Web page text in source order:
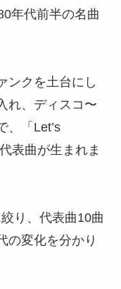
年代前半の名曲
ンクを土台にし
れ、ディスコ〜
、「Let’s
表曲が生まれま
り、代表曲10曲
の変化を分かり